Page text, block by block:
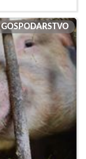
GOSPODARSTVO